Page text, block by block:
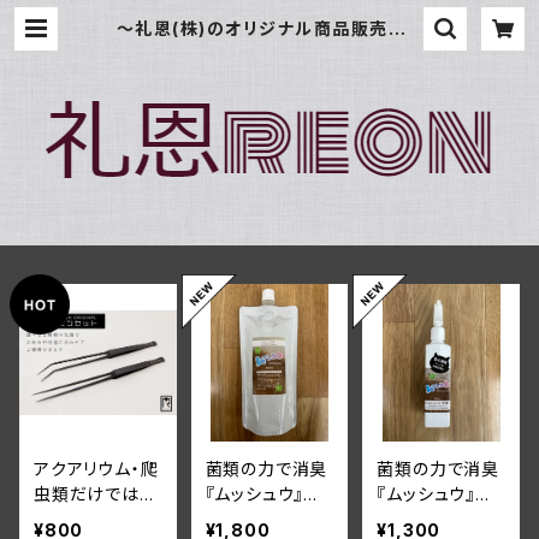
～礼恩(株)のオリジナル商品販売サイ
アクアリウム・爬
虫類だけではな
く多目的ピンセ
¥800
菌類の力で消臭
『ムッシュウ』詰
め替えボトル50
¥1,800
菌類の力で消臭
『ムッシュウ』ス
プレーボトル25
¥1,300